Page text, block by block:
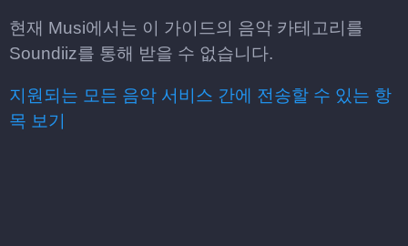
현재 Musi에서는 이 가이드의 음악 카테고리를
Soundiiz를 통해 받을 수 없습니다.
지원되는 모든 음악 서비스 간에 전송할 수 있는 항
목 보기